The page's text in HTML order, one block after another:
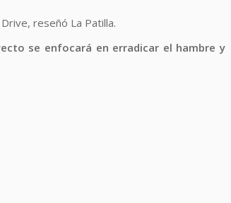
reseñó La Patilla.
se enfocará en erradicar el hambre y